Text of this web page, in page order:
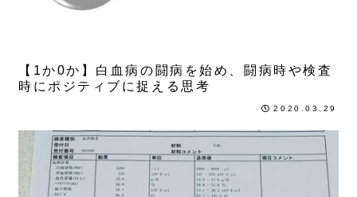
【1か0か】白血病の闘病を始め、闘病時や検査
時にポジティブに捉える思考
2020.03.29